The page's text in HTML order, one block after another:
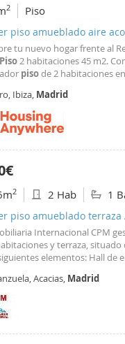
2 Piso
piso amueblado aire
tu nuevo hogar frente al
Piso2 habitaciones 45 m2.
pisode 2 habitaciones
Perfecto para disfrutar de
Ibiza, Madrid
2 2 Hab 1
piso amueblado terraza
Internacional CPM
y terraza, situado
elementos: Hall de
que dan salida a una
Acacias, Madrid